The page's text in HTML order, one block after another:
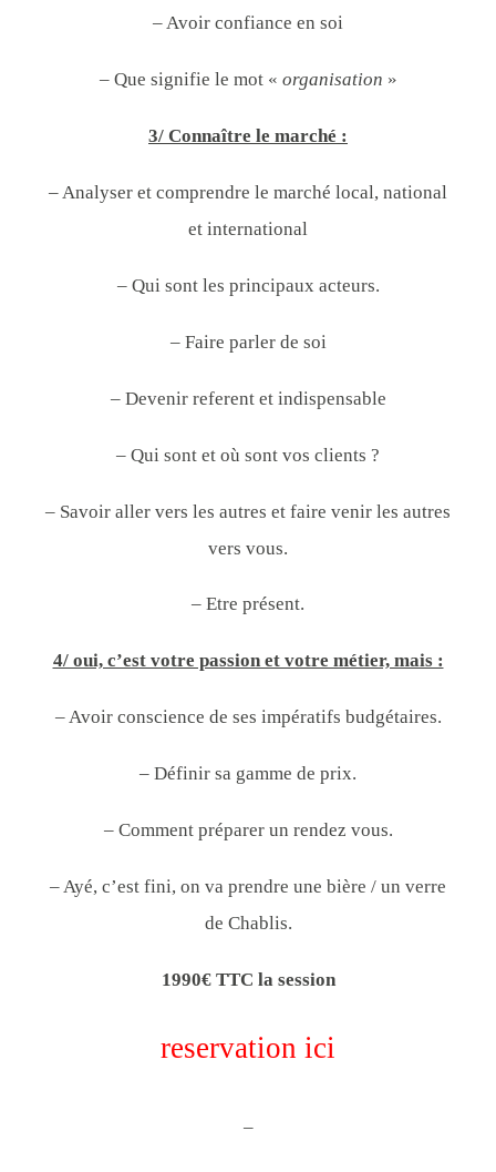
– Avoir confiance en soi
– Que signifie le mot « organisation »
3/ Connaître le marché :
– Analyser et comprendre le marché local, national
et international
– Qui sont les principaux acteurs.
– Faire parler de soi
– Devenir referent et indispensable
– Qui sont et où sont vos clients ?
– Savoir aller vers les autres et faire venir les autres
vers vous.
– Etre présent.
4/ oui, c’est votre passion et votre métier, mais :
– Avoir conscience de ses impératifs budgétaires.
– Définir sa gamme de prix.
– Comment préparer un rendez vous.
– Ayé, c’est fini, on va prendre une bière / un verre
de Chablis.
1990€ TTC la session
reservation ici
–